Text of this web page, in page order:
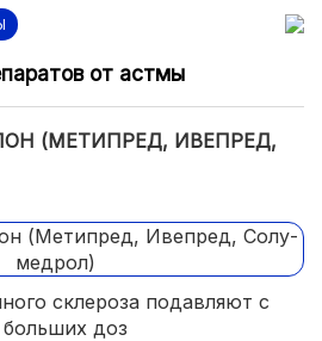
от астмы
(МЕТИПРЕД, ИВЕПРЕД,
склероза подавляют с
доз